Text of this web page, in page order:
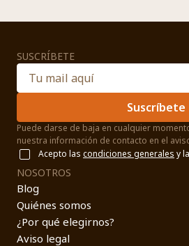
SUSCRÍBETE
Suscríbete
Puede darse de baja en cualquier
nuestra información de contacto en el
Acepto las condiciones generales y la
NOSOTROS
Blog
Quiénes somos
¿Por qué elegirnos?
Aviso legal